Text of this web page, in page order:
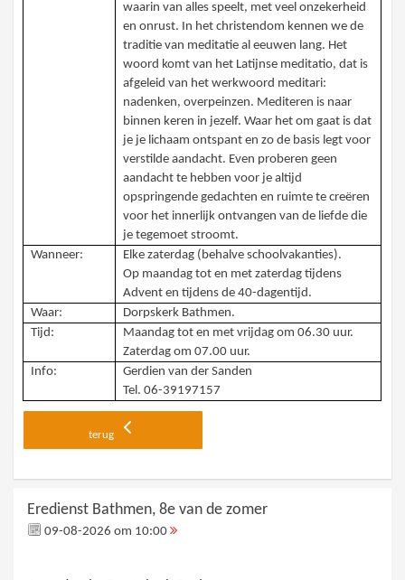
waarin van alles speelt, met veel onzekerheid
en onrust. In het christendom kennen we de
traditie van meditatie al eeuwen lang. Het
woord komt van het Latijnse meditatio, dat is
afgeleid van het werkwoord meditari:
nadenken, overpeinzen. Mediteren is naar
binnen keren in jezelf. Waar het om gaat is dat
je je lichaam ontspant en zo de basis legt voor
verstilde aandacht. Even proberen geen
aandacht te hebben voor je altijd
opspringende gedachten en ruimte te creëren
voor het innerlijk ontvangen van de liefde die
je tegemoet stroomt.
Wanneer:
Elke zaterdag (behalve schoolvakanties).
Op maandag tot en met zaterdag tijdens
Advent en tijdens de 40-dagentijd.
Waar:
Dorpskerk Bathmen.
Tijd:
Maandag tot en met vrijdag om 06.30 uur.
Zaterdag om 07.00 uur.
Info:
Gerdien van der Sanden
Tel. 06-39197157
terug
Eredienst Bathmen, 8e van de zomer
09-08-2026 om 10:00